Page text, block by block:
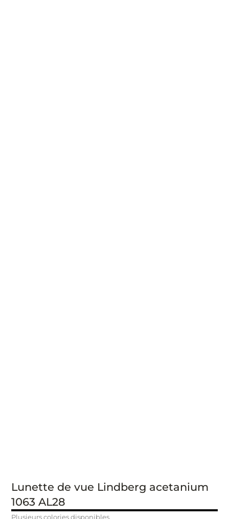
Lunette de vue Lindberg acetanium
1063 AL28
Plusieurs colories disponibles